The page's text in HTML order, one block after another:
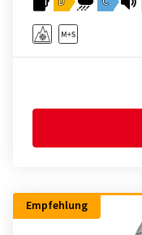
Empfehlung